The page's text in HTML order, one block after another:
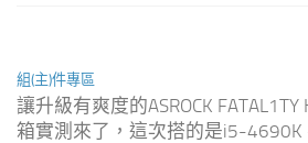
組(主)件專區
讓升級有爽度的ASROCK
箱實測來了，這次搭的是i5-4690K +